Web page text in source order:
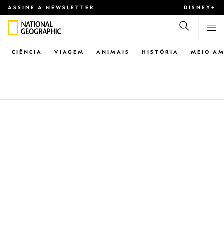
ASSINE A NEWSLETTER DISNEY+
CIÊNCIA VIAGEM ANIMAIS HISTÓRIA MEIO